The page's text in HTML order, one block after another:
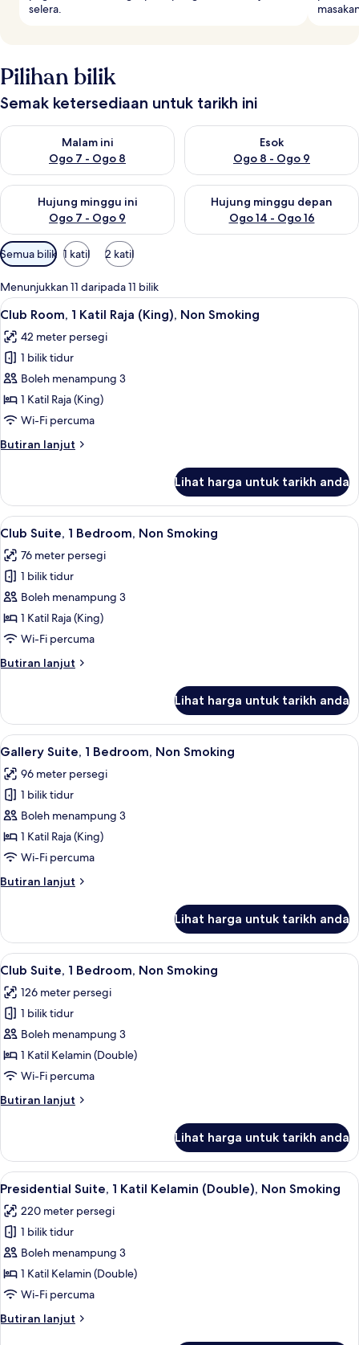
selera.
Pilihan bilik
Semak ketersediaan untuk tarikh ini
Malam ini
Ogo 7 - Ogo 8
Semak ketersediaan untuk malam ini Ogo 7 - Ogo 8
Esok
Ogo 8 - Ogo 9
Semak ketersediaan untuk
Hujung minggu ini
Ogo 7 - Ogo 9
Semak ketersediaan untuk hujung minggu ini Ogo 7 - Ogo 9
Hujung minggu depan
Ogo 14 - Ogo 16
Semak ketersediaan untuk
Penapis
yang
tersedia
untuk
bilik
Semua bilik 1 katil 2 katil
Menunjukkan 11 daripada 11 bilik
Lihat
semua
foto
untuk
Club
Room,
1
Raja
Smoking
Peti besi dalam bilik, meja, seterika/
7
Club Room, 1 Katil Raja (King), Non Smoking
42 meter persegi
1 bilik tidur
Boleh menampung 3
1 Katil Raja (King)
Wi-Fi percuma
Butiran lanjut
Butiran
Room,
Katil
(King),
Non
Lihat harga untuk tarikh anda
Lihat
semua
foto
untuk
Club
Suite,
1
Non
Club Suite, 1 Bedroom, Non
6
Club Suite, 1 Bedroom, Non Smoking
76 meter persegi
1 bilik tidur
Boleh menampung 3
1 Katil Raja (King)
Wi-Fi percuma
Butiran lanjut
Butiran
Suite,
Bedroom,
Smoking
Lihat harga untuk tarikh anda
Lihat
semua
foto
untuk
Gallery
Suite,
1
Non
Gallery Suite, 1 Bedroom, Non
8
Gallery Suite, 1 Bedroom, Non Smoking
96 meter persegi
1 bilik tidur
Boleh menampung 3
1 Katil Raja (King)
Wi-Fi percuma
Butiran lanjut
Butiran
Suite,
Bedroom,
Smoking
Lihat harga untuk tarikh anda
Lihat
semua
foto
untuk
Club
Suite,
1
Non
Club Suite, 1 Bedroom, Non
5
Club Suite, 1 Bedroom, Non Smoking
126 meter persegi
1 bilik tidur
Boleh menampung 3
1 Katil Kelamin (Double)
Wi-Fi percuma
Butiran lanjut
Butiran
Suite,
Bedroom,
Smoking
Lihat harga untuk tarikh anda
Lihat
semua
foto
untuk
Presidential
Suite,
1
Kelamin
Presidential Suite, 1 Katil Kelamin
5
Presidential Suite, 1 Katil Kelamin (Double), Non Smoking
220 meter persegi
1 bilik tidur
Boleh menampung 3
1 Katil Kelamin (Double)
Wi-Fi percuma
Butiran lanjut
Butiran